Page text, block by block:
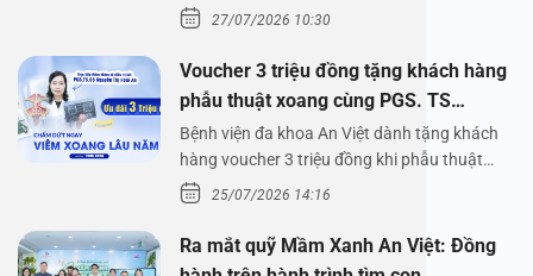
Bệnh viện đa…
27/07/2026 10:30
Voucher 3 triệu đồng tặng khách hàng
phẫu thuật xoang cùng PGS. TS
Nguyễn Thị Hoài An
Bệnh viện đa khoa An Việt dành tặng khách
hàng voucher 3 triệu đồng khi phẫu thuật
xoang cùng PGS.…
25/07/2026 14:16
Ra mắt quỹ Mầm Xanh An Việt: Đồng